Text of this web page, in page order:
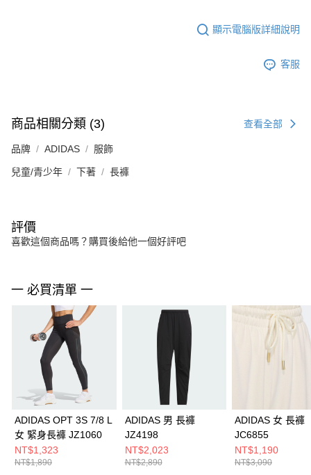
顯示電腦版詳細說明
客服
商品相關分類 (3) 查看全部
品牌 ADIDAS 服飾
兒童/青少年 下著 長褲
評價
喜歡這個商品嗎？購買後給他一個好評吧
一 必買清單 一
ADIDAS OPT 3S 7/8 L
女 緊身長褲 JZ1060
NT$1,323
NT$1,890
ADIDAS 男 長褲
JZ4198
NT$2,023
NT$2,890
ADIDAS 女 長褲
JC6855
NT$1,190
NT$3,090